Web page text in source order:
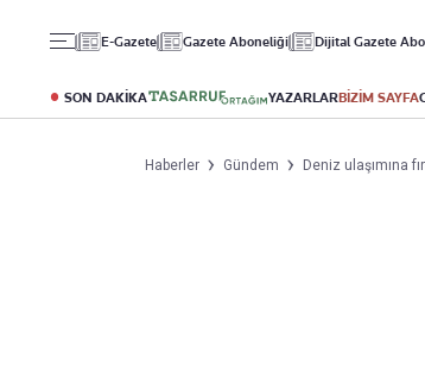
E-Gazete Gazete Aboneliği Dijital Gazete
SON DAKİKA YAZARLARBİZİM SAYFA
Altın
Döviz
Kripto Para
Haberler Gündem Deniz ulaşımına